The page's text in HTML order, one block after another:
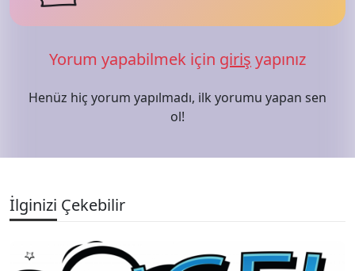
Yorum yapabilmek için giriş yapınız
Henüz hiç yorum yapılmadı, ilk yorumu yapan sen
ol!
İlginizi Çekebilir